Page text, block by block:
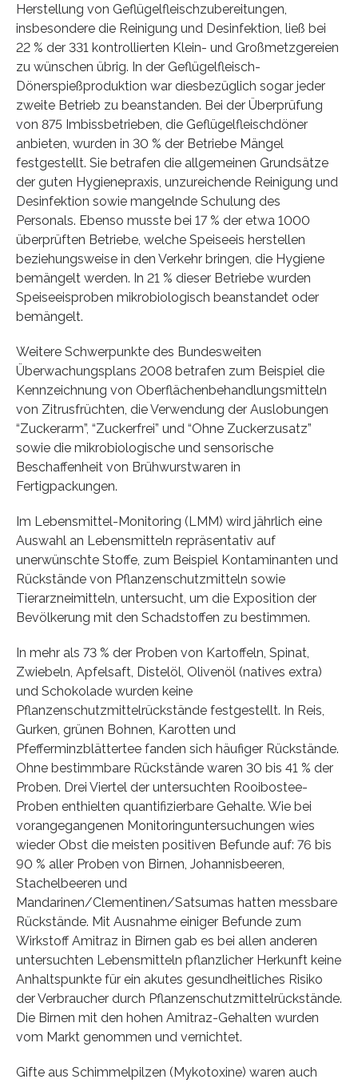
Herstellung von Geflügelfleischzubereitungen,
insbesondere die Reinigung und Desinfektion, ließ bei
22 % der 331 kontrollierten Klein- und Großmetzgereien
zu wünschen übrig. In der Geflügelfleisch-
Dönerspießproduktion war diesbezüglich sogar jeder
zweite Betrieb zu beanstanden. Bei der Überprüfung
von 875 Imbissbetrieben, die Geflügelfleischdöner
anbieten, wurden in 30 % der Betriebe Mängel
festgestellt. Sie betrafen die allgemeinen Grundsätze
der guten Hygienepraxis, unzureichende Reinigung und
Desinfektion sowie mangelnde Schulung des
Personals. Ebenso musste bei 17 % der etwa 1000
überprüften Betriebe, welche Speiseeis herstellen
beziehungsweise in den Verkehr bringen, die Hygiene
bemängelt werden. In 21 % dieser Betriebe wurden
Speiseeisproben mikrobiologisch beanstandet oder
bemängelt.
Weitere Schwerpunkte des Bundesweiten
Überwachungsplans 2008 betrafen zum Beispiel die
Kennzeichnung von Oberflächenbehandlungsmitteln
von Zitrusfrüchten, die Verwendung der Auslobungen
“Zuckerarm”, “Zuckerfrei” und “Ohne Zuckerzusatz”
sowie die mikrobiologische und sensorische
Beschaffenheit von Brühwurstwaren in
Fertigpackungen.
Im Lebensmittel-Monitoring (LMM) wird jährlich eine
Auswahl an Lebensmitteln repräsentativ auf
unerwünschte Stoffe, zum Beispiel Kontaminanten und
Rückstände von Pflanzenschutzmitteln sowie
Tierarzneimitteln, untersucht, um die Exposition der
Bevölkerung mit den Schadstoffen zu bestimmen.
In mehr als 73 % der Proben von Kartoffeln, Spinat,
Zwiebeln, Apfelsaft, Distelöl, Olivenöl (natives extra)
und Schokolade wurden keine
Pflanzenschutzmittelrückstände festgestellt. In Reis,
Gurken, grünen Bohnen, Karotten und
Pfefferminzblättertee fanden sich häufiger Rückstände.
Ohne bestimmbare Rückstände waren 30 bis 41 % der
Proben. Drei Viertel der untersuchten Rooibostee-
Proben enthielten quantifizierbare Gehalte. Wie bei
vorangegangenen Monitoringuntersuchungen wies
wieder Obst die meisten positiven Befunde auf: 76 bis
90 % aller Proben von Birnen, Johannisbeeren,
Stachelbeeren und
Mandarinen/Clementinen/Satsumas hatten messbare
Rückstände. Mit Ausnahme einiger Befunde zum
Wirkstoff Amitraz in Birnen gab es bei allen anderen
untersuchten Lebensmitteln pflanzlicher Herkunft keine
Anhaltspunkte für ein akutes gesundheitliches Risiko
der Verbraucher durch Pflanzenschutzmittelrückstände.
Die Birnen mit den hohen Amitraz-Gehalten wurden
vom Markt genommen und vernichtet.
Gifte aus Schimmelpilzen (Mykotoxine) waren auch